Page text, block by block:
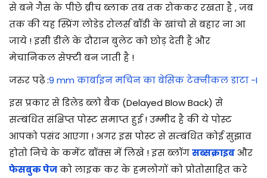
से बने गैस के पीछे ब्रीच ब्लाक तब तक रोककर रखता है , जब
तक की यह स्प्रिंग लोडेड रोलर्स बॉडी के खांचो से बहार ना आ
जाये ! इसी डीले के दौरान बुलेट को छोड़ देती है और
मेचानिकल सेफ्टी बन जाती है !
जरुर पढ़े :9 mm कार्बाइन मचिन का बेसिक टेक्नीकल डाटा -I
इस प्रकार सेडिलेड ब्लो बैक (Delayed Blow Back) से
सम्बंधित संक्षिप्त पोस्ट समाप्त हुई ! उम्मीद है की ये पोस्ट
आपको पसंद आएगा ! अगर इस पोस्ट से सम्बंधित कोई सुझाव
होतो निचे के कमेंट बॉक्स में लिखे ! इस ब्लॉगसब्सक्राइबऔर
फेसबुक पेजको लाइक कर के हमलोगों को प्रोतोसाहित करे